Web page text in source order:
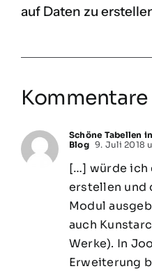
auf Daten zu
Kommentare
Schöne Tabellen
Blog 9. Juli 2018
[…] würde ich
erstellen und
Modul
auch
Werke). In
Erweiterung